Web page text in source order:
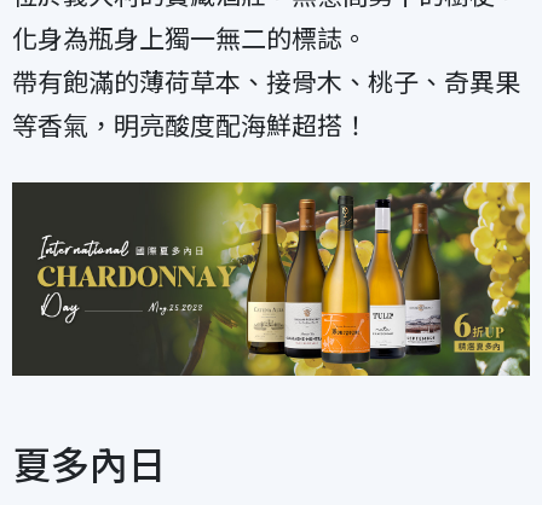
化身為瓶身上獨一無二的標誌。
帶有飽滿的薄荷草本、接骨木、桃子、奇異果
等香氣，明亮酸度配海鮮超搭！
夏多內日